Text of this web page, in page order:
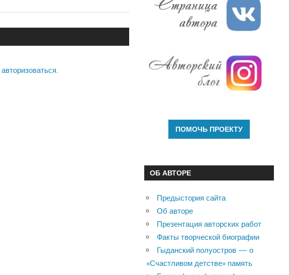
авторизоваться.
ОБ АВТОРЕ
Предыстория сайта
Об авторе
Презентация авторских работ
Факты творческой биографии
Гыданский полуостров — о
«Счастливом детстве» память